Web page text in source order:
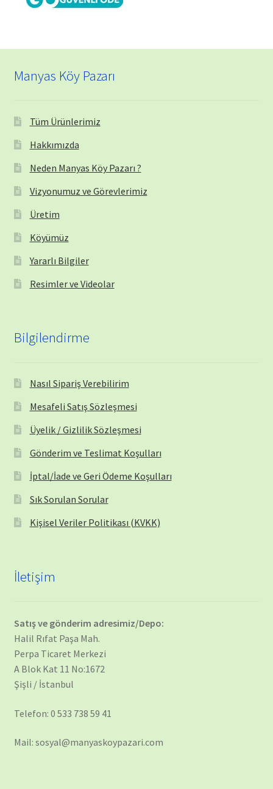
Manyas Köy Pazarı
Tüm Ürünlerimiz
Hakkımızda
Neden Manyas Köy Pazarı ?
Vizyonumuz ve Görevlerimiz
Üretim
Köyümüz
Yararlı Bilgiler
Resimler ve Videolar
Bilgilendirme
Nasıl Sipariş Verebilirim
Mesafeli Satış Sözleşmesi
Üyelik / Gizlilik Sözleşmesi
Gönderim ve Teslimat Koşulları
İptal/İade ve Geri Ödeme Koşulları
Sık Sorulan Sorular
Kişisel Veriler Politikası (KVKK)
İletişim
Satış ve gönderim adresimiz/Depo:
Halil Rıfat Paşa Mah.
Perpa Ticaret Merkezi
A Blok Kat 11 No:1672
Şişli / İstanbul
Telefon: 0 533 738 59 41
Mail: sosyal@manyaskoypazari.com